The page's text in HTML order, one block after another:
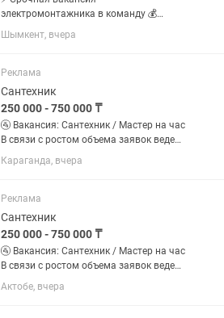
электромонтажника в команду 💰
Зарплата: 250 000–450 000 📍 Место
работы: Шымкент, проспект Байдибек
работ наша компания приглашает в
команду...
Шымкент, вчера
Реклама
Сантехник
250 000 - 750 000 ₸
🚰 Вакансия: Сантехник / Мастер на час
В связи с ростом объема заявок ведем
набор мастеров на постоянную
занятость. График: Полная занятость /
Караганда, вчера
Реклама
Сантехник
250 000 - 750 000 ₸
🚰 Вакансия: Сантехник / Мастер на час
В связи с ростом объема заявок ведем
набор мастеров на постоянную
занятость. График: Полная занятость /
Актобе, вчера